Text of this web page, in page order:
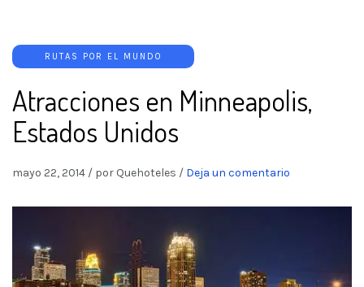
RUTAS POR EL MUNDO
Atracciones en Minneapolis,
Estados Unidos
mayo 22, 2014 / por Quehoteles / Deja un comentario